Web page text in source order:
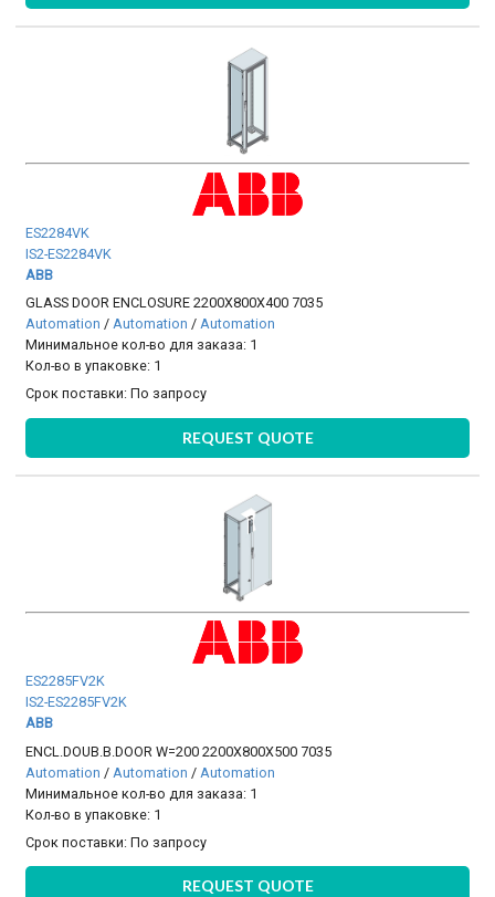
ES2284VK
IS2-ES2284VK
ABB
GLASS DOOR ENCLOSURE 2200X800X400 7035
Automation /Automation /Automation
Минимальное кол-во для заказа: 1
Кол-во в упаковке: 1
Срок поставки:По запросу
REQUEST QUOTE
ES2285FV2K
IS2-ES2285FV2K
ABB
ENCL.DOUB.B.DOOR W=200 2200X800X500 7035
Automation / Automation / Automation
Минимальное кол-во для заказа: 1
Кол-во в упаковке: 1
Срок поставки:По запросу
REQUEST QUOTE